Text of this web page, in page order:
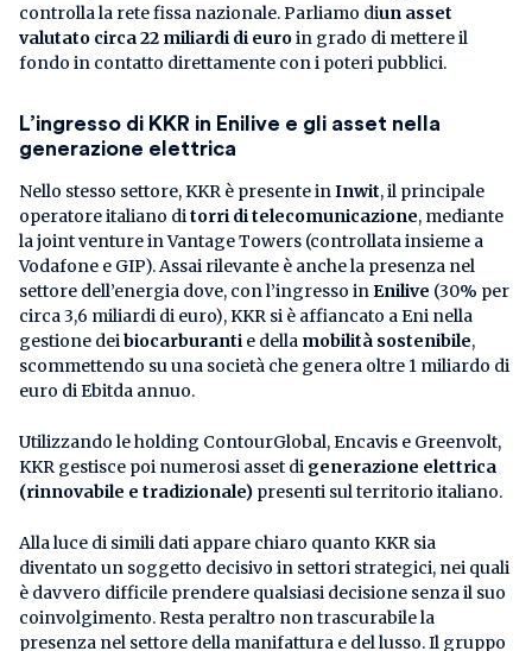
controlla la rete fissa nazionale. Parliamo diun asset
valutato circa 22 miliardi di euroin grado di mettere il
fondo in contatto direttamente con i poteri pubblici.
L’ingresso di KKR in Enilive e gli asset nella
generazione elettrica
Nello stesso settore, KKR è presente inInwit, il principale
operatore italiano ditorri di telecomunicazione, mediante
la joint venture in Vantage Towers (controllata insieme a
Vodafone e GIP). Assai rilevante è anche la presenza nel
settore dell’energia dove, con l’ingresso inEnilive (30% per
circa 3,6 miliardi di euro), KKR si è affiancato a Eni nella
gestione deibiocarburanti e della mobilità sostenibile,
scommettendo su una società che genera oltre 1 miliardo di
euro di Ebitda annuo.
Utilizzando le holding ContourGlobal, Encavis e Greenvolt,
KKR gestisce poi numerosi asset di generazione elettrica
(rinnovabile e tradizionale) presenti sul territorio italiano.
Alla luce di simili dati appare chiaro quanto KKR sia
diventato un soggetto decisivo in settori strategici, nei quali
è davvero difficile prendere qualsiasi decisione senza il suo
coinvolgimento. Resta peraltro non trascurabile la
presenza nel settore della manifattura e del lusso. Il gruppo